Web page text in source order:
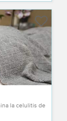
la celulitis de